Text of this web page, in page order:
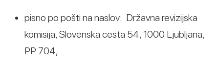
pisno po pošti na naslov: Državna revizijska
komisija, Slovenska cesta 54, 1000 Ljubljana,
PP 704,